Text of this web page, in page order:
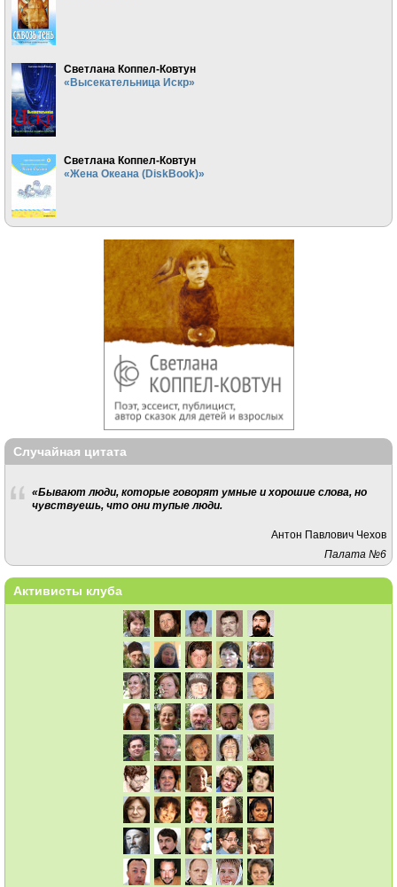
Светлана Коппел-Ковтун
«Высекательница Искр»
Светлана Коппел-Ковтун
«Жена Океана (DiskBook)»
Случайная цитата
«Бывают люди, которые говорят умные и хорошие слова, но
чувствуешь, что они тупые люди.
Антон Павлович Чехов
Палата №6
Активисты клуба